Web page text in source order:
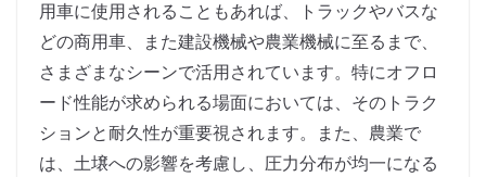
用車に使用されることもあれば、トラックやバスな
どの商用車、また建設機械や農業機械に至るまで、
さまざまなシーンで活用されています。特にオフロ
ード性能が求められる場面においては、そのトラク
ションと耐久性が重要視されます。また、農業で
は、土壌への影響を考慮し、圧力分布が均一になる